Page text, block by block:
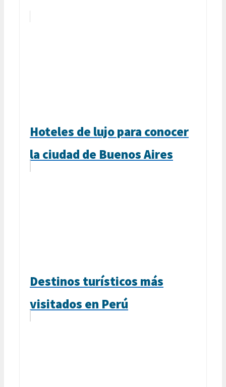
Hoteles de lujo para conocer
la ciudad de Buenos Aires
Destinos turísticos más
visitados en Perú